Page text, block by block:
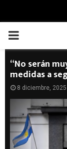
PRIMARY
MENU
“No serán
medidas a
8 diciembre, 2025